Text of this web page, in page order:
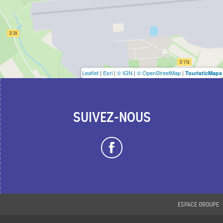
Leaflet | Esri | © IGN | © OpenStreetMap | TouristicMaps
SUIVEZ-NOUS
ESPACE GROUPE